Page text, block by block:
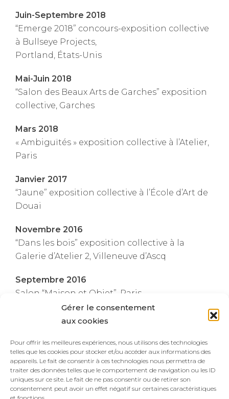
Gérer le consentement
aux cookies
Pour offrir les meilleures expériences, nous utilisons des technologies
telles que les cookies pour stocker et/ou accéder aux informations des
appareils. Le fait de consentir à ces technologies nous permettra de
traiter des données telles que le comportement de navigation ou les ID
uniques sur ce site. Le fait de ne pas consentir ou de retirer son
consentement peut avoir un effet négatif sur certaines caractéristiques
Juin-Septembre 2018
“Emerge 2018” concours-exposition collective
à Bullseye Projects,
Portland, États-Unis
Mai-Juin 2018
“Salon des Beaux Arts de Garches” exposition
collective, Garches
Mars 2018
« Ambiguïtés » exposition collective à l’Atelier,
Paris
Janvier 2017
“Jaune” exposition collective à l’École d’Art de
Douai
Novembre 2016
“Dans les bois” exposition collective à la
Galerie d’Atelier 2, Villeneuve d’Ascq
Septembre 2016
Salon “Maison et Objet”, Paris
Juillet-Octobre 2015
personnelle de tableaux en verre à la Maison
familiale d’Henri Matisse, Bohain-en-
Vermandois
Novembre 2013